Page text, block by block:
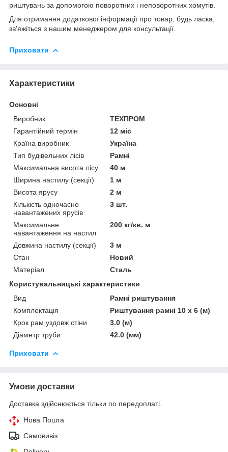
риштувань за допомогою поворотних і неповоротних хомутів.
Для отримання додаткової інформації про товар, будь ласка,
зв'яжіться з нашим менеджером для консультації.
Приховати
Характеристики
Основні
Виробник
ТЕХПРОМ
Гарантійний термін
12 міс
Країна виробник
Україна
Тип будівельних лісів
Рамні
Максимальна висота лісу
40 м
Ширина настилу (секції)
1 м
Висота ярусу
2 м
Кількість одночасно
навантажених ярусів
3 шт.
Максимальне
навантаження на настил
200 кг/кв. м
Довжина настилу (секції)
3 м
Стан
Новий
Матеріал
Сталь
Користувальницькі характеристики
Вид
Рамні риштування
Комплектація
Риштування рамні 10 х 6 (м)
Крок рам уздовж стіни
3.0 (м)
Діаметр труби
42.0 (мм)
Приховати
Умови доставки
Доставка здійснюється тільки по передоплаті.
Нова Пошта
Самовивіз